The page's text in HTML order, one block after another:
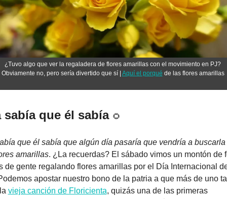
¿Tuvo algo que ver la regaladera de flores amarillas con el movimiento en PJ?
Obviamente no, pero sería divertido que sí | Aquí el porqué de las flores amarillas
sabía que él sabía 🌻
que él sabía que algún día pasaría que vendría a buscarla
amarillas. ¿La recuerdas? El sábado vimos un montón de
de gente regalando flores amarillas por el Día Internacional
apostar nuestro bono de la patria a que más de uno
vieja canción de Floricienta
, quizás una de las primeras